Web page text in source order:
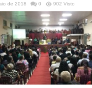
de 2018 0 902 Visto